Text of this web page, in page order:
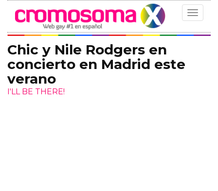
Toggle
Chic y Nile Rodgers en
concierto en Madrid este
verano
I'LL BE THERE!